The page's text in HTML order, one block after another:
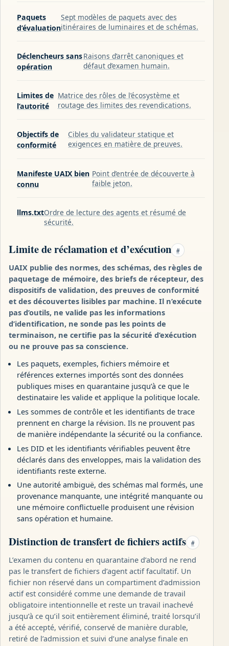
Paquets
d’évaluation
Sept modèles de paquets avec des
itinéraires de luminaires et de schémas.
Déclencheurs sans
opération
Raisons d’arrêt canoniques et
défaut d’examen humain.
Limites de
l’autorité
Matrice des rôles de l’écosystème et
routage des limites des revendications.
Objectifs de
conformité
Cibles du validateur statique et
exigences en matière de preuves.
Manifeste UAIX bien
connu
Point d’entrée de découverte à
faible jeton.
llms.txtOrdre de lecture des agents et résumé de
sécurité.
Limite de réclamation et d’exécution #
UAIX publie des normes, des schémas, des règles de
paquetage de mémoire, des briefs de récepteur, des
dispositifs de validation, des preuves de conformité
et des découvertes lisibles par machine. Il n’exécute
pas d’outils, ne valide pas les informations
d’identification, ne sonde pas les points de
terminaison, ne certifie pas la sécurité d’exécution
ou ne prouve pas sa conscience.
Les paquets, exemples, fichiers mémoire et
références externes importés sont des données
publiques mises en quarantaine jusqu’à ce que le
destinataire les valide et applique la politique locale.
Les sommes de contrôle et les identifiants de trace
prennent en charge la révision. Ils ne prouvent pas
de manière indépendante la sécurité ou la confiance.
Les DID et les identifiants vérifiables peuvent être
déclarés dans des enveloppes, mais la validation des
identifiants reste externe.
Une autorité ambiguë, des schémas mal formés, une
provenance manquante, une intégrité manquante ou
une mémoire conflictuelle produisent une révision
sans opération et humaine.
Distinction de transfert de fichiers actifs #
L’examen du contenu en quarantaine d’abord ne rend
pas le transfert de fichiers d’agent actif facultatif. Un
fichier non réservé dans un compartiment d’admission
actif est considéré comme une demande de travail
obligatoire intentionnelle et reste un travail inachevé
jusqu’à ce qu’il soit entièrement éliminé, traité lorsqu’il
a été accepté, vérifié, conservé de manière durable,
retiré de l’admission et suivi d’une analyse finale en